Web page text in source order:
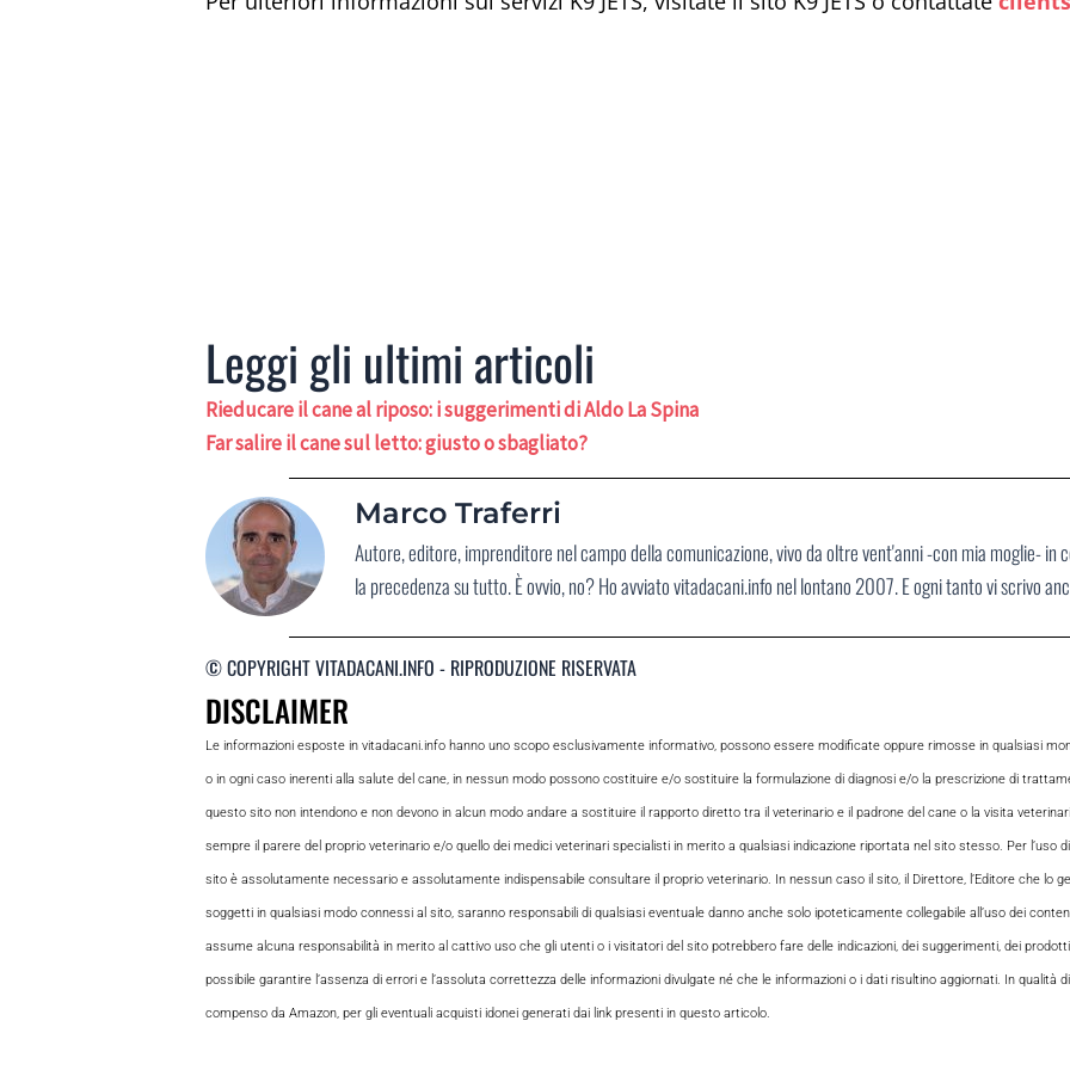
Leggi gli ultimi articoli
Rieducare il cane al riposo: i suggerimenti di Aldo La Spina
Far salire il cane sul letto: giusto o sbagliato?
Marco Traferri
Autore, editore, imprenditore nel campo della comunicazione, vivo da oltre vent'anni -con mia moglie- in
la precedenza su tutto. È ovvio, no? Ho avviato vitadacani.info nel lontano 2007. E ogni tanto vi scrivo
© COPYRIGHT VITADACANI.INFO - RIPRODUZIONE RISERVATA
DISCLAIMER
Le informazioni esposte in vitadacani.info hanno uno scopo esclusivamente informativo, possono essere modificate oppure rimosse in qualsiasi
o in ogni caso inerenti alla salute del cane, in nessun modo possono costituire e/o sostituire la formulazione di diagnosi e/o la prescrizione di
questo sito non intendono e non devono in alcun modo andare a sostituire il rapporto diretto tra il veterinario e il padrone del cane o la visita
sempre il parere del proprio veterinario e/o quello dei medici veterinari specialisti in merito a qualsiasi indicazione riportata nel sito stesso. Per l’uso
sito è assolutamente necessario e assolutamente indispensabile consultare il proprio veterinario. In nessun caso il sito, il Direttore, l’Editore che lo
soggetti in qualsiasi modo connessi al sito, saranno responsabili di qualsiasi eventuale danno anche solo ipoteticamente collegabile all’uso dei
assume alcuna responsabilità in merito al cattivo uso che gli utenti o i visitatori del sito potrebbero fare delle indicazioni, dei suggerimenti, dei
possibile garantire l’assenza di errori e l’assoluta correttezza delle informazioni divulgate né che le informazioni o i dati risultino aggiornati. In qualità
compenso da Amazon, per gli eventuali acquisti idonei generati dai link presenti in questo articolo.